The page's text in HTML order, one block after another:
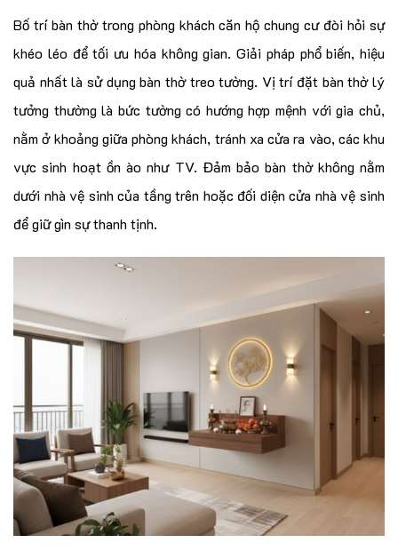
Bố trí bàn thờ trong phòng khách căn hộ chung cư đòi hỏi sự
khéo léo để tối ưu hóa không gian. Giải pháp phổ biến, hiệu
quả nhất là sử dụng bàn thờ treo tường. Vị trí đặt bàn thờ lý
tưởng thường là bức tường có hướng hợp mệnh với gia chủ,
nằm ở khoảng giữa phòng khách, tránh xa cửa ra vào, các khu
vực sinh hoạt ồn ào như TV. Đảm bảo bàn thờ không nằm
dưới nhà vệ sinh của tầng trên hoặc đối diện cửa nhà vệ sinh
để giữ gìn sự thanh tịnh.